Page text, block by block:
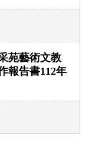
苑藝術文教
報告書112年